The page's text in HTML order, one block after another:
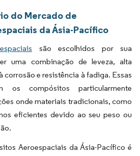
do Mercado de
da Ásia-Pacífico
são escolhidos por sua
uma combinação de leveza, alta
corrosão e resistência à fadiga. Essas
os compósitos particularmente
onde materiais tradicionais, como
eficientes devido ao seu peso ou
Aeroespaciais da Ásia-Pacífico é